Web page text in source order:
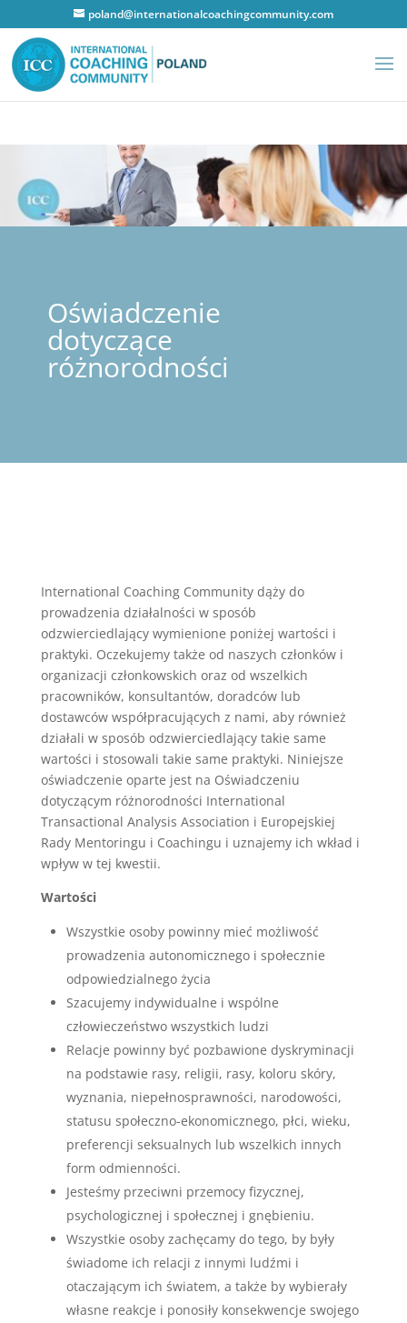
poland@internationalcoachingcommunity.com
Oświadczenie
dotyczące
różnorodności
International Coaching Community dąży do
prowadzenia działalności w sposób
odzwierciedlający wymienione poniżej wartości i
praktyki. Oczekujemy także od naszych członków i
organizacji członkowskich oraz od wszelkich
pracowników, konsultantów, doradców lub
dostawców współpracujących z nami, aby również
działali w sposób odzwierciedlający takie same
wartości i stosowali takie same praktyki. Niniejsze
oświadczenie oparte jest na Oświadczeniu
dotyczącym różnorodności International
Transactional Analysis Association i Europejskiej
Rady Mentoringu i Coachingu i uznajemy ich wkład i
wpływ w tej kwestii.
Wartości
Wszystkie osoby powinny mieć możliwość
prowadzenia autonomicznego i społecznie
odpowiedzialnego życia
Szacujemy indywidualne i wspólne
człowieczeństwo wszystkich ludzi
Relacje powinny być pozbawione dyskryminacji
na podstawie rasy, religii, rasy, koloru skóry,
wyznania, niepełnosprawności, narodowości,
statusu społeczno-ekonomicznego, płci, wieku,
preferencji seksualnych lub wszelkich innych
form odmienności.
Jesteśmy przeciwni przemocy fizycznej,
psychologicznej i społecznej i gnębieniu.
Wszystkie osoby zachęcamy do tego, by były
świadome ich relacji z innymi ludźmi i
otaczającym ich światem, a także by wybierały
własne reakcje i ponosiły konsekwencje swojego